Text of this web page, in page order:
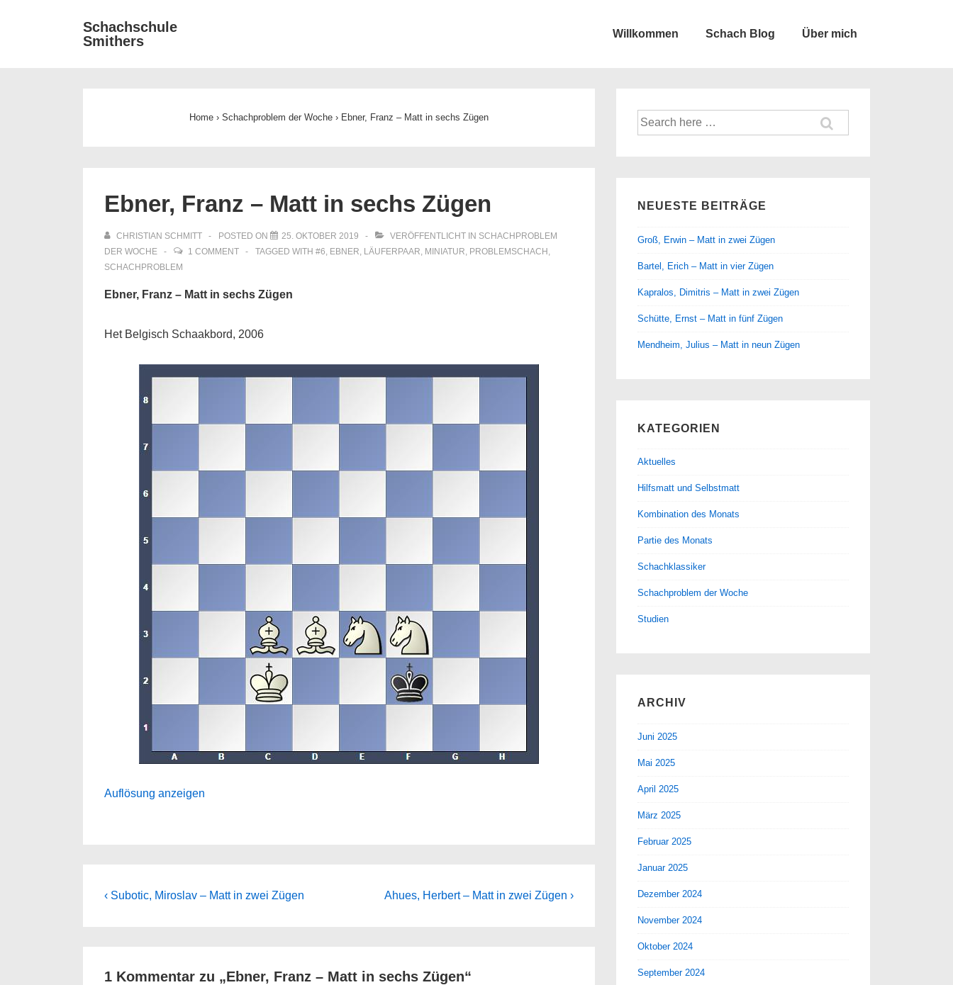
Schachschule
Smithers
Willkommen Schach Blog Über mich
Home › Schachproblem der Woche › Ebner, Franz – Matt in sechs Zügen
Ebner, Franz – Matt in sechs Zügen
CHRISTIAN SCHMITT POSTED ON 25. OKTOBER 2019 VERÖFFENTLICHT IN SCHACHPROBLEM
DER WOCHE
1 COMMENT TAGGED WITH #6, EBNER, LÄUFERPAAR, MINIATUR, PROBLEMSCHACH ,
SCHACHPROBLEM
Ebner, Franz – Matt in sechs Zügen
Het Belgisch Schaakbord, 2006
Auflösung anzeigen
Beitragsnavigation
Previous
‹ Subotic, Miroslav – Matt in zwei Zügen
Next
Ahues, Herbert – Matt in zwei Zügen ›
1 Kommentar zu „Ebner, Franz – Matt in sechs Zügen“
Suche
nach:
NEUESTE BEITRÄGE
Groß, Erwin – Matt in zwei Zügen
Bartel, Erich – Matt in vier Zügen
Kapralos, Dimitris – Matt in zwei Zügen
Schütte, Ernst – Matt in fünf Zügen
Mendheim, Julius – Matt in neun Zügen
KATEGORIEN
Aktuelles
Hilfsmatt und Selbstmatt
Kombination des Monats
Partie des Monats
Schachklassiker
Schachproblem der Woche
Studien
ARCHIV
Juni 2025
Mai 2025
April 2025
März 2025
Februar 2025
Januar 2025
Dezember 2024
November 2024
Oktober 2024
September 2024